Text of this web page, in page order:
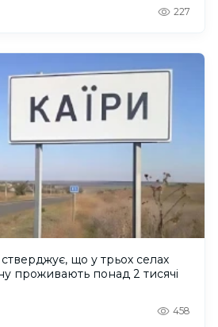
227
що у трьох селах
проживають понад 2 тисячі
458